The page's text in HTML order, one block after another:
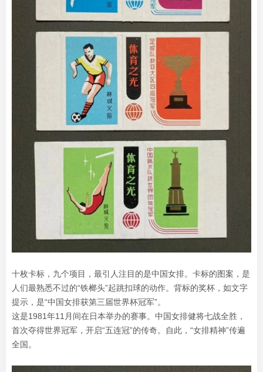
十枚卡标，九个项目，最引人注目的是中国女排。卡标的图案，是
人们最熟悉不过的“铁榔头”起跳扣球的动作。背标的奖杯，如文字
提示，是“中国女排获第三届世界杯冠军”。
这是1981年11月间在日本举办的赛事。中国女排健将七战全胜，
首次夺得世界冠军，开启“五连冠”的传奇。自此，“女排精神”传遍
全国。